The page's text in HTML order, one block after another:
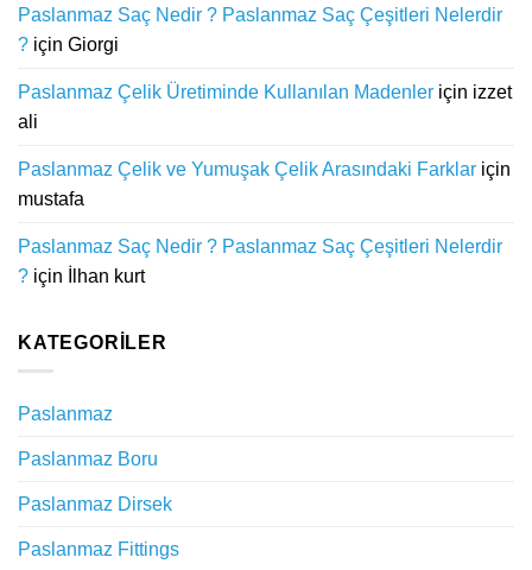
Paslanmaz Saç Nedir ? Paslanmaz Saç Çeşitleri Nelerdir
? için Giorgi
Paslanmaz Çelik Üretiminde Kullanılan Madenler için izzet
ali
Paslanmaz Çelik ve Yumuşak Çelik Arasındaki Farklar için
mustafa
Paslanmaz Saç Nedir ? Paslanmaz Saç Çeşitleri Nelerdir
? için İlhan kurt
KATEGORILER
Paslanmaz
Paslanmaz Boru
Paslanmaz Dirsek
Paslanmaz Fittings